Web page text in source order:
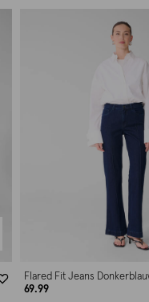
Flared Fit Jeans
69.99